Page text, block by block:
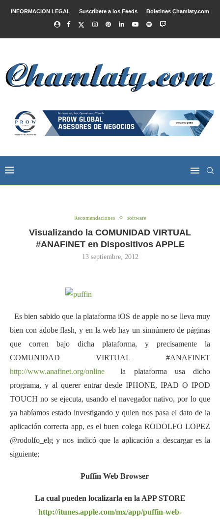
INFORMACION LEGAL Suscríbete a los Feeds Boletines Chamlaty.com
Recomendaciones software
Visualizando la COMUNIDAD VIRTUAL
#ANAFINET en Dispositivos APPLE
13 septiembre, 2012
Es bien sabido que la plataforma iOS de apple no se lleva muy
bien con adobe flash, y en la web hay un sinnúmero de páginas
que corren bajo dicha plataforma, y precisamente la
COMUNIDAD VIRTUAL #ANAFINET
http://www.anafinet.org/online la plataforma usa dicho
programa, y al querer entrar desde IPHONE, IPAD O IPOD
TOUCH no se ejecuta, usando el navegador nativo, por lo que
ya habíamos estado investigando y quien nos pasa el dato de la
aplicación correcta app, es el buen colega RODOLFO LOPEZ
@rodolfo_elg y nos indicó que la aplicación a descargar es la
siguiente;
Puffin Web Browser
La cual pueden localizarla en la APP STORE
http://itunes.apple.com/mx/app/puffin-web-